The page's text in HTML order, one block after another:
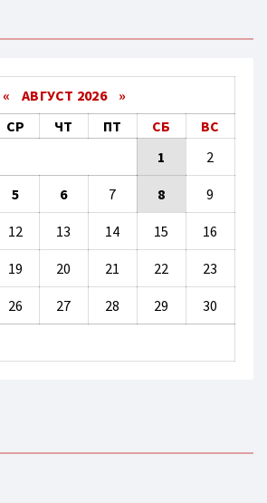
« АВГУСТ 2026 »
СР ЧТ ПТ СБ
ВС
1
2
5 6 7 8 9
12 13 14 15 16
19 20 21 22 23
26 27 28 29 30